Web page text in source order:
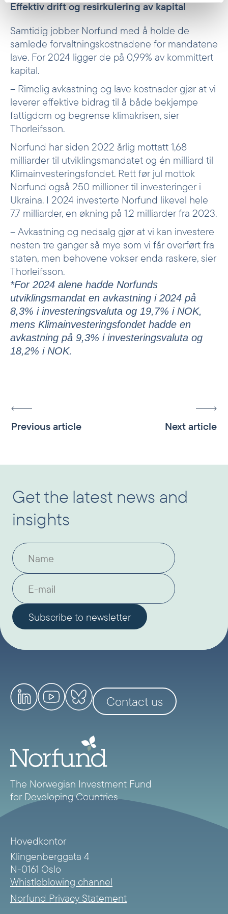
Effektiv drift og resirkulering av kapital
Samtidig jobber Norfund med å holde de
samlede forvaltningskostnadene for mandatene
lave. For 2024 ligger de på 0,99% av kommittert
kapital.
– Rimelig avkastning og lave kostnader gjør at vi
leverer effektive bidrag til å både bekjempe
fattigdom og begrense klimakrisen, sier
Thorleifsson.
Norfund har siden 2022 årlig mottatt 1,68
milliarder til utviklingsmandatet og én milliard til
Klimainvesteringsfondet. Rett før jul mottok
Norfund også 250 millioner til investeringer i
Ukraina. I 2024 investerte Norfund likevel hele
7,7 milliarder, en økning på 1,2 milliarder fra 2023.
– Avkastning og nedsalg gjør at vi kan investere
nesten tre ganger så mye som vi får overført fra
staten, men behovene vokser enda raskere, sier
Thorleifsson.
*For 2024 alene hadde Norfunds
utviklingsmandat en avkastning i 2024 på
8,3% i investeringsvaluta og 19,7% i NOK,
mens Klimainvesteringsfondet hadde en
avkastning på 9,3% i investeringsvaluta og
18,2% i NOK.
Previous article Next article
Get the latest news and
insights
Contact us
The Norwegian Investment Fund
for Developing Countries
Hovedkontor
Klingenberggata 4
N-0161 Oslo
Whistleblowing channel
Norfund Privacy Statement